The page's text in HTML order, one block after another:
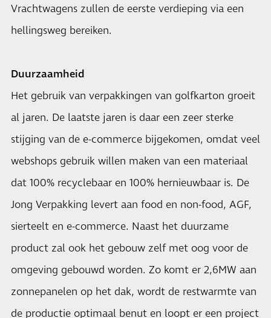
Vrachtwagens zullen de eerste verdieping via een
hellingsweg bereiken.
Duurzaamheid
Het gebruik van verpakkingen van golfkarton groeit
al jaren. De laatste jaren is daar een zeer sterke
stijging van de e-commerce bijgekomen, omdat veel
webshops gebruik willen maken van een materiaal
dat 100% recyclebaar en 100% hernieuwbaar is. De
Jong Verpakking levert aan food en non-food, AGF,
sierteelt en e-commerce. Naast het duurzame
product zal ook het gebouw zelf met oog voor de
omgeving gebouwd worden. Zo komt er 2,6MW aan
zonnepanelen op het dak, wordt de restwarmte van
de productie optimaal benut en loopt er een project